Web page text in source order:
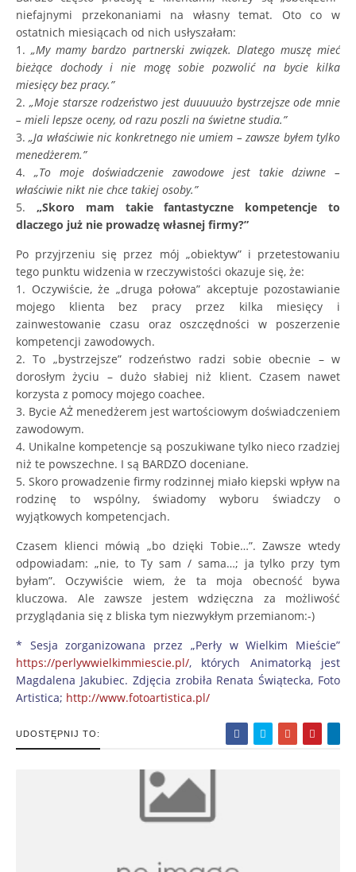
niefajnymi przekonaniami na własny temat. Oto co w
ostatnich miesiącach od nich usłyszałam:
1.„My mamy bardzo partnerski związek. Dlatego muszę mieć
bieżące dochody i nie mogę sobie pozwolić na bycie kilka
miesięcy bez pracy.”
2. „Moje starsze rodzeństwo jest duuuuużo bystrzejsze ode mnie
– mieli lepsze oceny, od razu poszli na świetne studia.”
3. „Ja właściwie nic konkretnego nie umiem – zawsze byłem tylko
menedżerem.”
4. „To moje doświadczenie zawodowe jest takie dziwne –
właściwie nikt nie chce takiej osoby.”
5. „Skoro mam takie fantastyczne kompetencje to
dlaczego już nie prowadzę własnej firmy?”
Po przyjrzeniu się przez mój „obiektyw” i przetestowaniu
tego punktu widzenia w rzeczywistości okazuje się, że:
1. Oczywiście, że „druga połowa” akceptuje pozostawianie
mojego klienta bez pracy przez kilka miesięcy i
zainwestowanie czasu oraz oszczędności w poszerzenie
kompetencji zawodowych.
2. To „bystrzejsze” rodzeństwo radzi sobie obecnie – w
dorosłym życiu – dużo słabiej niż klient. Czasem nawet
korzysta z pomocy mojego coachee.
3. Bycie AŻ menedżerem jest wartościowym doświadczeniem
zawodowym.
4. Unikalne kompetencje są poszukiwane tylko nieco rzadziej
niż te powszechne. I są BARDZO doceniane.
5. Skoro prowadzenie firmy rodzinnej miało kiepski wpływ na
rodzinę to wspólny, świadomy wyboru świadczy o
wyjątkowych kompetencjach.
Czasem klienci mówią „bo dzięki Tobie…”. Zawsze wtedy
odpowiadam: „nie, to Ty sam / sama…; ja tylko przy tym
byłam”. Oczywiście wiem, że ta moja obecność bywa
kluczowa. Ale zawsze jestem wdzięczna za możliwość
przyglądania się z bliska tym niezwykłym przemianom:-)
* Sesja zorganizowana przez „Perły w Wielkim Mieście”
https://perlywwielkimmiescie.pl/, których Animatorką jest
Magdalena Jakubiec. Zdjęcia zrobiła Renata Świątecka, Foto
Artistica; http://www.fotoartistica.pl/
UDOSTĘPNIJ TO: